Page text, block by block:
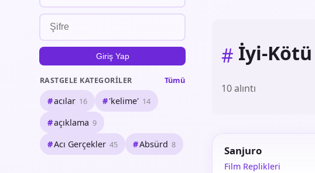
Giriş Yap
RASTGELE KATEGORILER Tümü
acılar 16 'kelime' 14
açıklama 9
Acı Gerçekler 45 Absürd 8
# İyi-Kötü
10 alıntı
Sanjuro
Film Replikleri